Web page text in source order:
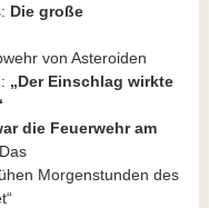
Die große
von Asteroiden
„Der Einschlag wirkte
die Feuerwehr am
Morgenstunden des